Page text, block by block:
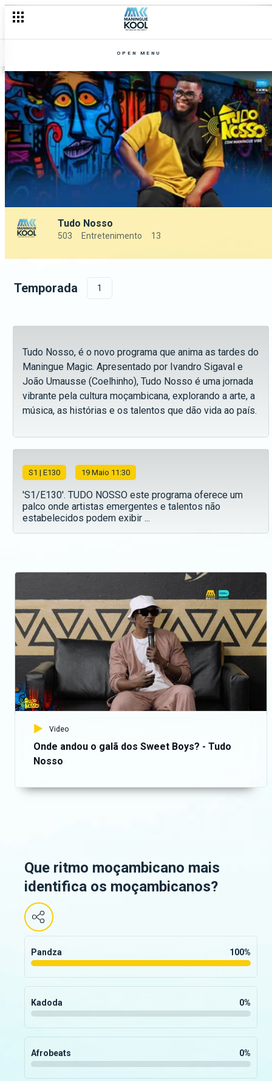
OPEN MENU
Tudo Nosso
503 Entretenimento 13
Temporada 1
Tudo Nosso, é o novo programa que anima as tardes do
Maningue Magic. Apresentado por Ivandro Sigaval e
João Umausse (Coelhinho), Tudo Nosso é uma jornada
vibrante pela cultura moçambicana, explorando a arte, a
música, as histórias e os talentos que dão vida ao país.
S1 | E130 19 Maio 11:30
'S1/E130'. TUDO NOSSO este programa oferece um
palco onde artistas emergentes e talentos não
estabelecidos podem exibir ...
Video
Onde andou o galã dos Sweet Boys? - Tudo
Nosso
Que ritmo moçambicano mais
identifica os moçambicanos?
Pandza 100%
Kadoda 0%
Afrobeats 0%